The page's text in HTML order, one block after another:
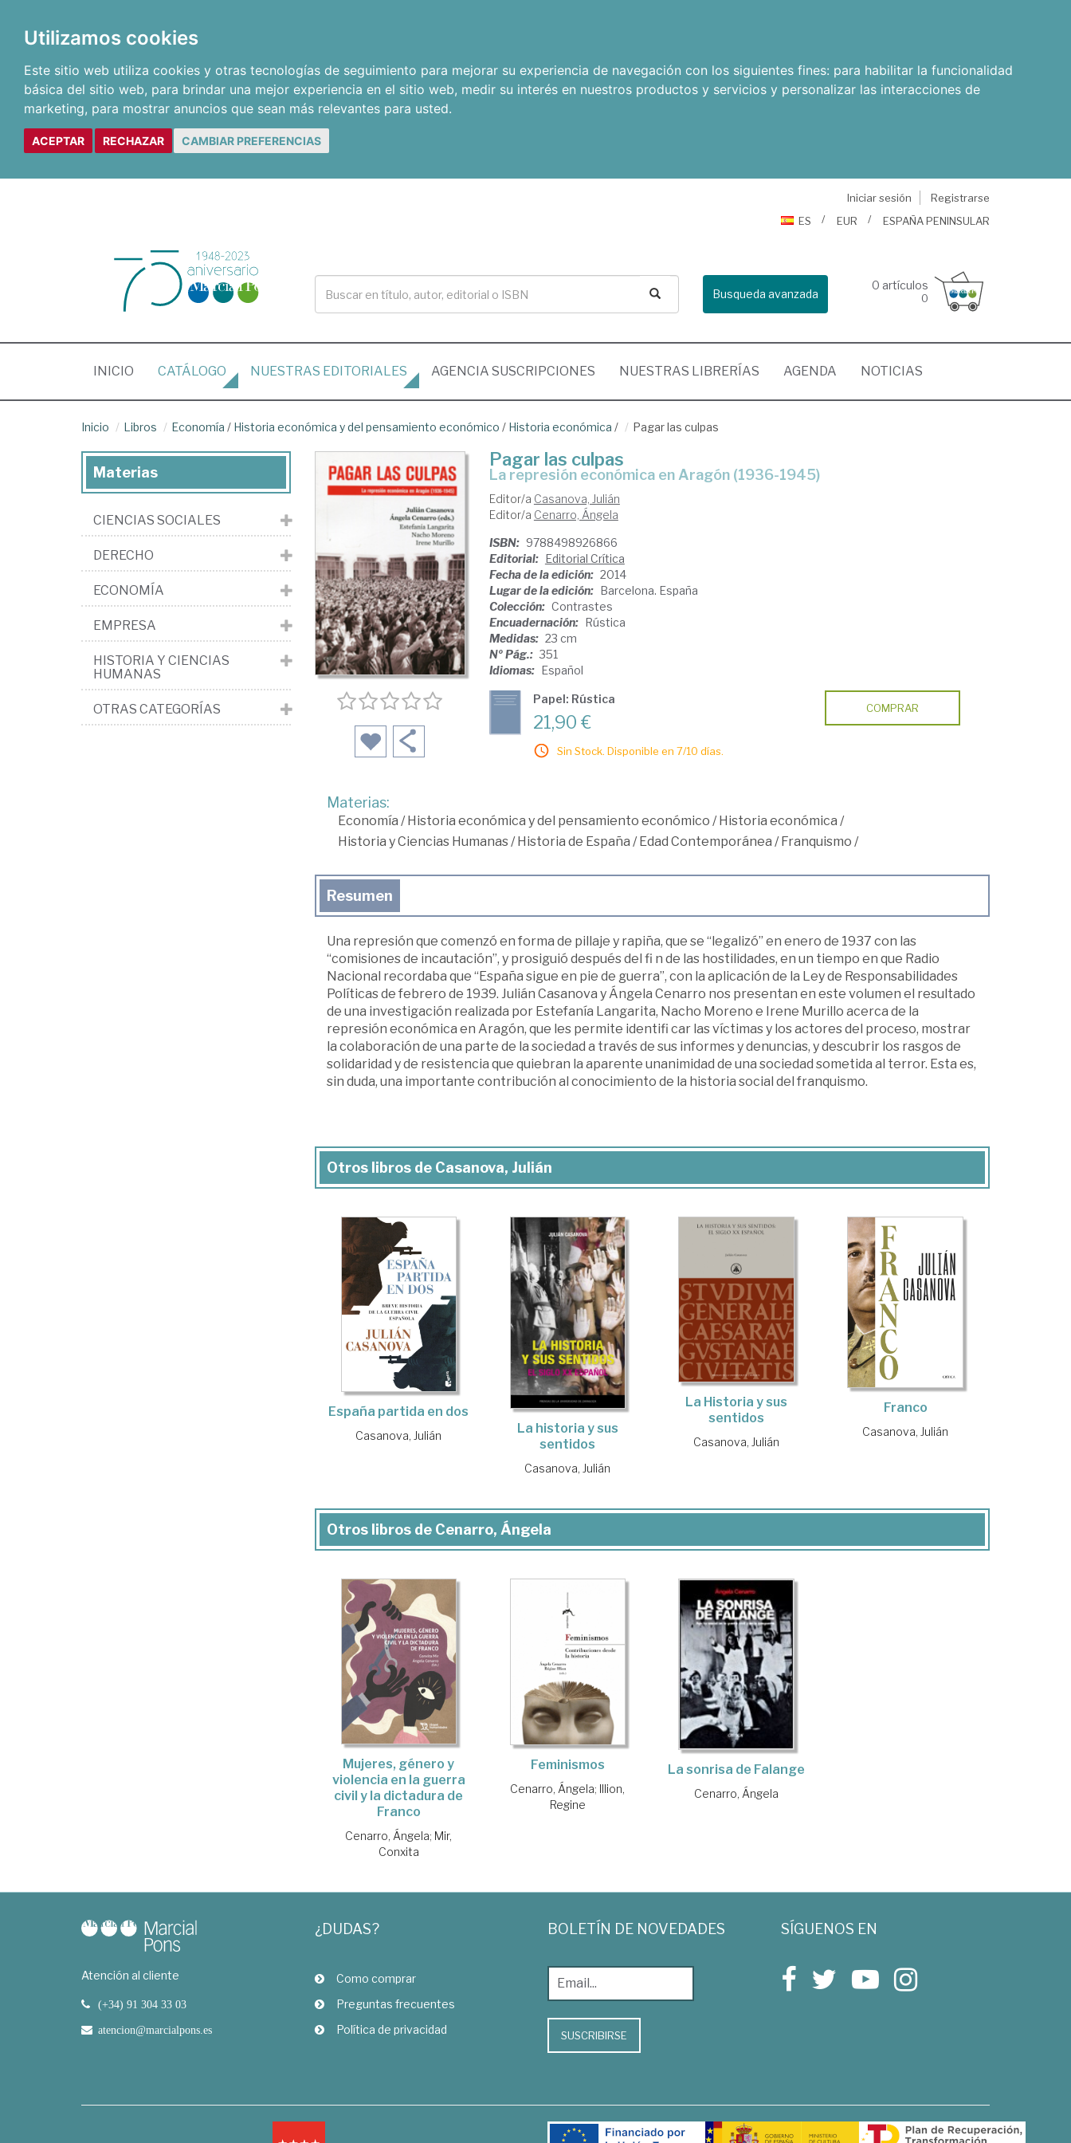
Utilizamos cookies
Este sitio web utiliza cookies y otras tecnologías de seguimiento para mejorar su experiencia de navegación con los siguientes fines: para habilitar la funcionalidad
básica del sitio web, para brindar una mejor experiencia en el sitio web, medir su interés en nuestros productos y servicios y personalizar las interacciones de
marketing, para mostrar anuncios que sean más relevantes para usted.
ACEPTAR RECHAZAR CAMBIAR PREFERENCIAS
Iniciar sesión
Registrarse
ES
EUR ESPAÑA PENINSULAR
Busqueda avanzada
0 artículos
0
INICIO (CURRENT)
CATÁLOGO NUESTRAS EDITORIALES AGENCIA SUSCRIPCIONES NUESTRAS LIBRERÍAS AGENDA NOTICIAS
Inicio Libros Economía / Historia económica y del pensamiento económico / Historia económica / Pagar las culpas
Pagar las culpas
la represión económica en Aragón (1936-1945)
Editor/a Casanova, Julián
Editor/a Cenarro, Ángela
ISBN: 9788498926866
Editorial: Editorial Crítica
Fecha de la edición: 2014
Lugar de la edición: Barcelona. España
Colección: Contrastes
Encuadernación: Rústica
Medidas: 23 cm
Nº Pág.: 351
Idiomas: Español
Papel: Rústica
21,90 €
Sin Stock. Disponible en 7/10 días.
COMPRAR
Materias:
Economía /Historia económica y del pensamiento económico /Historia económica /
Historia y Ciencias Humanas/Historia de España /Edad Contemporánea /Franquismo /
Resumen
Una represión que comenzó en forma de pillaje y rapiña, que se “legalizó” en enero de 1937 con las
“comisiones de incautación”, y prosiguió después del fi n de las hostilidades, en un tiempo en que Radio
Nacional recordaba que “España sigue en pie de guerra”, con la aplicación de la Ley de Responsabilidades
Políticas de febrero de 1939. Julián Casanova y Ángela Cenarro nos presentan en este volumen el resultado
de una investigación realizada por Estefanía Langarita, Nacho Moreno e Irene Murillo acerca de la
represión económica en Aragón, que les permite identifi car las víctimas y los actores del proceso, mostrar
la colaboración de una parte de la sociedad a través de sus informes y denuncias, y descubrir los rasgos de
solidaridad y de resistencia que quiebran la aparente unanimidad de una sociedad sometida al terror. Esta es,
sin duda, una importante contribución al conocimiento de la historia social del franquismo.
Otros libros de Casanova, Julián
España partida en dos
Casanova, Julián
La historia y sus
sentidos
Casanova, Julián
La Historia y sus
sentidos
Casanova, Julián
Franco
Casanova, Julián
Otros libros de Cenarro, Ángela
Mujeres, género y
violencia en la guerra
civil y la dictadura de
Franco
Cenarro, Ángela; Mir,
Conxita
Feminismos
Cenarro, Ángela;
Illion,
Regine
La sonrisa de Falange
Cenarro, Ángela
Materias
CIENCIAS SOCIALES
DERECHO
ECONOMÍA
EMPRESA
HISTORIA Y CIENCIAS
HUMANAS
OTRAS CATEGORÍAS
Atención al cliente
(+34) 91 304 33 03
atencion@marcialpons.es
¿DUDAS?
Como comprar
Preguntas frecuentes
Política de privacidad
BOLETÍN DE NOVEDADES
SUSCRIBIRSE
SÍGUENOS EN